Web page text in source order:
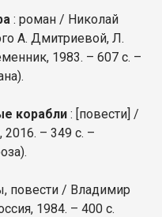
: роман / Николай
А. Дмитриевой, Л.
1983. – 607 с. –
корабли : [повести] /
– 349 с. –
повести / Владимир
1984. – 400 с.